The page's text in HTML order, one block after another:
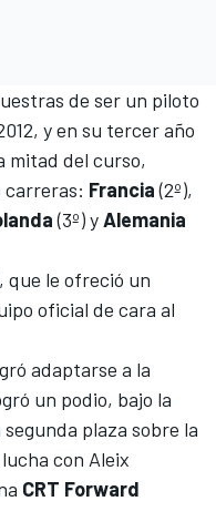
de ser un piloto
y en su tercer año
mitad del curso,
carreras: Francia(2º),
(3º) yAlemania
, que le ofreció un
oficial de cara al
adaptarse a la
un podio, bajo la
plaza sobre la
con Aleix
CRT Forward